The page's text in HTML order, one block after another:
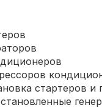
стартеров и